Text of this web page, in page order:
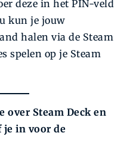
deze in het PIN-veld
kun je jouw
halen via de Steam
spelen op je Steam
Steam Deck en
in voor de